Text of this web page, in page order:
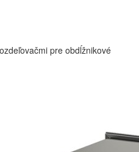
pre obdĺžnikové